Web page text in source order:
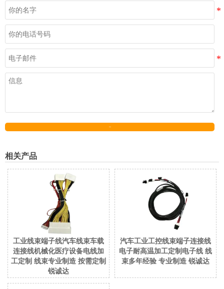
相关产品
工业线束端子线汽车线束车载
连接线机械化医疗设备电线加
工定制 线束专业制造 按需定制
锐诚达
汽车工业工控线束端子连接线
电子耐高温加工定制电子线 线
束多年经验 专业制造 锐诚达